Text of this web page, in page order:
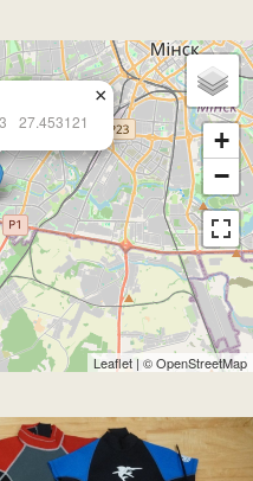
27.453121
×
+
−
Leaflet | ©OpenStreetMap